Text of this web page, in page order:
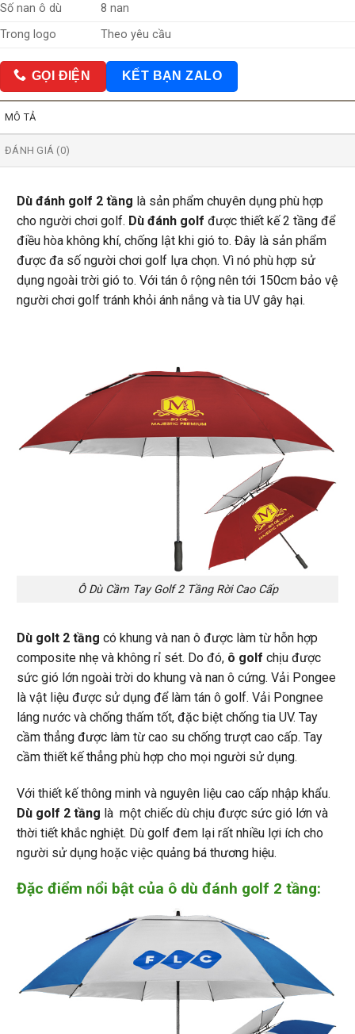
Số nan ô dù
8 nan
Trong logo
Theo yêu cầu
GỌI ĐIỆN KẾT BẠN ZALO
MÔ TẢ
ĐÁNH GIÁ (0)
Dù đánh golf 2 tầng là sản phẩm chuyên dụng phù hợp
cho người chơi golf. Dù đánh golf được thiết kế 2 tầng để
điều hòa không khí, chống lật khi gió to. Đây là sản phẩm
được đa số người chơi golf lựa chọn. Vì nó phù hợp sử
dụng ngoài trời gió to. Với tán ô rộng nên tới 150cm bảo vệ
người chơi golf tránh khỏi ánh nắng và tia UV gây hại.
Ô Dù Cầm Tay Golf 2 Tầng Rời Cao Cấp
Dù golt 2 tầng có khung và nan ô được làm từ hỗn hợp
composite nhẹ và không rỉ sét. Do đó, ô golf chịu được
sức gió lớn ngoài trời do khung và nan ô cứng. Vải Pongee
là vật liệu được sử dụng để làm tán ô golf. Vải Pongnee
láng nước và chống thấm tốt, đặc biệt chống tia UV. Tay
cầm thẳng được làm từ cao su chống trượt cao cấp. Tay
cầm thiết kế thẳng phù hợp cho mọi người sử dụng.
Với thiết kế thông minh và nguyên liệu cao cấp nhập khẩu.
Dù golf 2 tầng là một chiếc dù chịu được sức gió lớn và
thời tiết khắc nghiệt. Dù golf đem lại rất nhiều lợi ích cho
người sử dụng hoặc việc quảng bá thương hiệu.
Đặc điểm nổi bật của ô dù đánh golf 2 tầng: